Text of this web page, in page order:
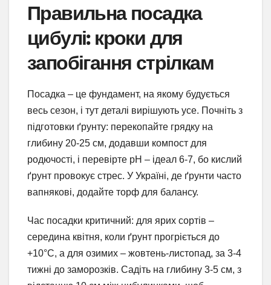
Правильна посадка
цибулі: кроки для
запобігання стрілкам
Посадка – це фундамент, на якому будується
весь сезон, і тут деталі вирішують усе. Почніть з
підготовки ґрунту: перекопайте грядку на
глибину 20-25 см, додавши компост для
родючості, і перевірте pH – ідеал 6-7, бо кислий
ґрунт провокує стрес. У Україні, де ґрунти часто
вапнякові, додайте торф для балансу.
Час посадки критичний: для ярих сортів –
середина квітня, коли ґрунт прогріється до
+10°C, а для озимих – жовтень-листопад, за 3-4
тижні до заморозків. Садіть на глибину 3-5 см, з